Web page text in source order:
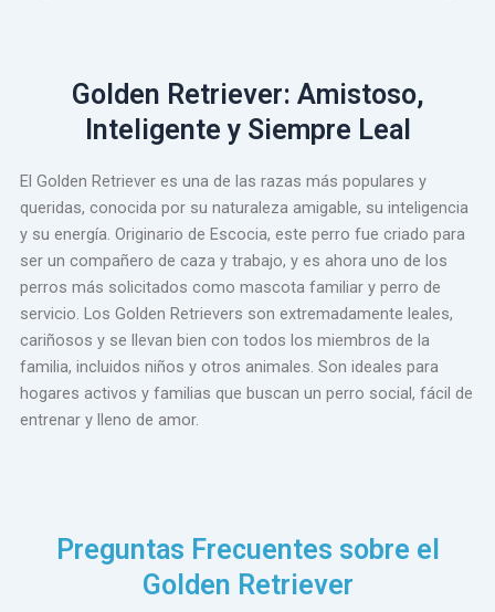
Golden Retriever: Amistoso,
Inteligente y Siempre Leal
El Golden Retriever es una de las razas más populares y
queridas, conocida por su naturaleza amigable, su inteligencia
y su energía. Originario de Escocia, este perro fue criado para
ser un compañero de caza y trabajo, y es ahora uno de los
perros más solicitados como mascota familiar y perro de
servicio. Los Golden Retrievers son extremadamente leales,
cariñosos y se llevan bien con todos los miembros de la
familia, incluidos niños y otros animales. Son ideales para
hogares activos y familias que buscan un perro social, fácil de
entrenar y lleno de amor.
Preguntas Frecuentes sobre el
Golden Retriever